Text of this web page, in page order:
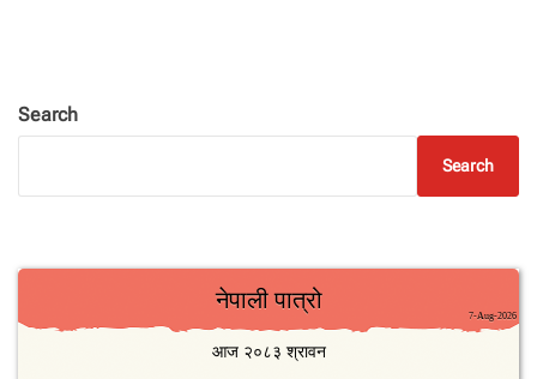
इ
हा
Search
Search